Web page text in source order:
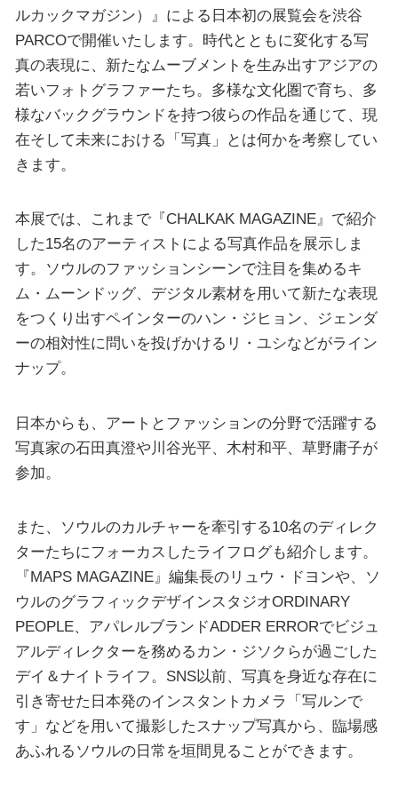
ルカックマガジン）』による日本初の展覧会を渋谷
PARCOで開催いたします。時代とともに変化する写
真の表現に、新たなムーブメントを生み出すアジアの
若いフォトグラファーたち。多様な文化圏で育ち、多
様なバックグラウンドを持つ彼らの作品を通じて、現
在そして未来における「写真」とは何かを考察してい
きます。
本展では、これまで『CHALKAK MAGAZINE』で紹介
した15名のアーティストによる写真作品を展示しま
す。ソウルのファッションシーンで注目を集めるキ
ム・ムーンドッグ、デジタル素材を用いて新たな表現
をつくり出すペインターのハン・ジヒョン、ジェンダ
ーの相対性に問いを投げかけるリ・ユシなどがライン
ナップ。
日本からも、アートとファッションの分野で活躍する
写真家の石田真澄や川谷光平、木村和平、草野庸子が
参加。
また、ソウルのカルチャーを牽引する10名のディレク
ターたちにフォーカスしたライフログも紹介します。
『MAPS MAGAZINE』編集長のリュウ・ドヨンや、ソ
ウルのグラフィックデザインスタジオORDINARY
PEOPLE、アパレルブランドADDER ERRORでビジュ
アルディレクターを務めるカン・ジソクらが過ごした
デイ＆ナイトライフ。SNS以前、写真を身近な存在に
引き寄せた日本発のインスタントカメラ「写ルンで
す」などを用いて撮影したスナップ写真から、臨場感
あふれるソウルの日常を垣間見ることができます。